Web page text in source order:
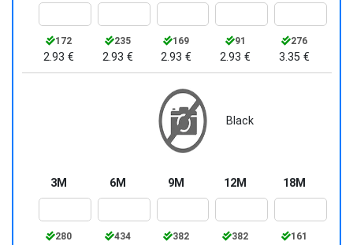
172
2.93 €
235
2.93 €
169
2.93 €
91
2.93 €
276
3.35 €
Black
3M
280
6M
434
9M
382
12M
382
18M
161